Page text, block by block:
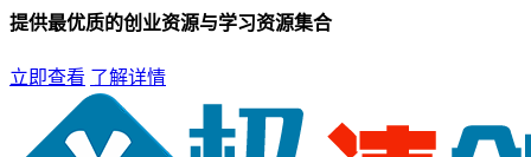
提供最优质的创业资源与学习资源集合
立即查看 了解详情